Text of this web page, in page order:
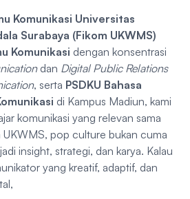
Komunikasi Universitas
Surabaya (Fikom UKWMS)
Komunikasi dengan konsentrasi
dan Digital Public Relations
, serta PSDKU Bahasa
di Kampus Madiun, kami
komunikasi yang relevan sama
UKWMS, pop culture bukan cuma
insight, strategi, dan karya. Kalau
yang kreatif, adaptif, dan